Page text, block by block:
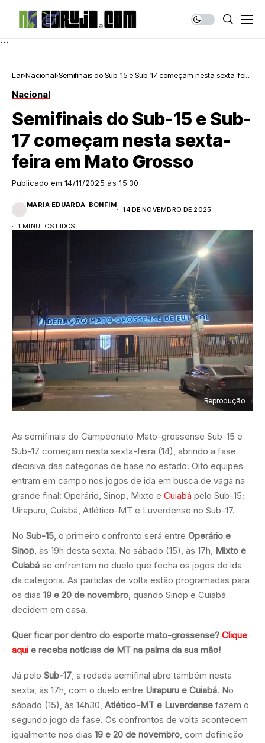
```
Lar Nacional Semifinais do Sub-15 e Sub-17 começam nesta sexta-feira
Nacional
Semifinais do Sub-15 e Sub-
17 começam nesta sexta-
feira em Mato Grosso
Publicado em 14/11/2025 às 15:30
MARIA EDUARDA BONFIM
14 DE NOVEMBRO DE 2025
1 MINUTOS LIDOS
Reprodução
As semifinais do Campeonato Mato-grossense Sub-15 e
Sub-17 começam nesta sexta-feira (14), abrindo a fase
decisiva das categorias de base no estado. Oito equipes
entram em campo nos jogos de ida em busca de vaga na
grande final: Operário, Sinop, Mixto e Cuiabá pelo Sub-15;
Uirapuru, Cuiabá, Atlético-MT e Luverdense no Sub-17.
No Sub-15, o primeiro confronto será entre Operário e
Sinop, às 19h desta sexta. No sábado (15), às 17h, Mixto e
Cuiabá se enfrentam no duelo que fecha os jogos de ida
da categoria. As partidas de volta estão programadas para
os dias 19 e 20 de novembro, quando Sinop e Cuiabá
decidem em casa.
Quer ficar por dentro do esporte mato-grossense? Clique
aqui e receba notícias de MT na palma da sua mão!
Já pelo Sub-17, a rodada semifinal abre também nesta
sexta, às 17h, com o duelo entre Uirapuru e Cuiabá. No
sábado (15), às 14h30, Atlético-MT e Luverdense fazem o
segundo jogo da fase. Os confrontos de volta acontecem
igualmente nos dias 19 e 20 de novembro, com definição